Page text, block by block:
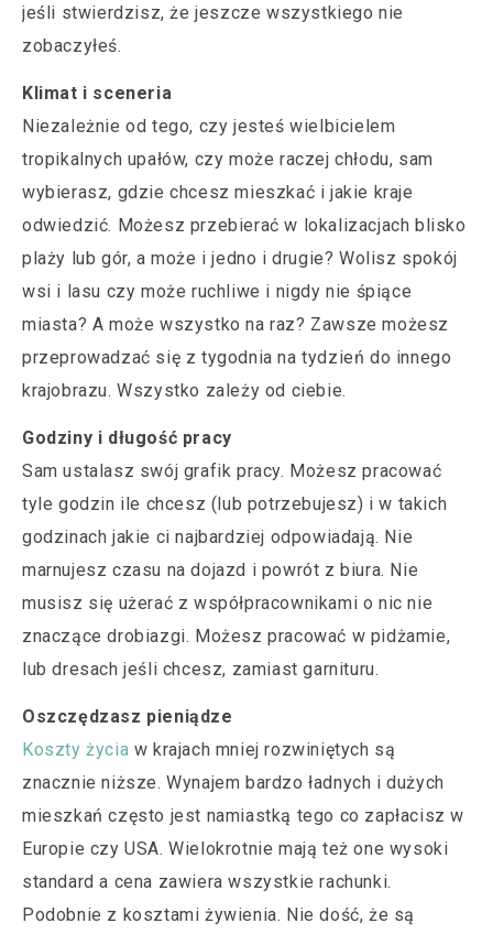
jeśli stwierdzisz, że jeszcze wszystkiego nie
zobaczyłeś.
Klimat i sceneria
Niezależnie od tego, czy jesteś wielbicielem
tropikalnych upałów, czy może raczej chłodu, sam
wybierasz, gdzie chcesz mieszkać i jakie kraje
odwiedzić. Możesz przebierać w lokalizacjach blisko
plaży lub gór, a może i jedno i drugie? Wolisz spokój
wsi i lasu czy może ruchliwe i nigdy nie śpiące
miasta? A może wszystko na raz? Zawsze możesz
przeprowadzać się z tygodnia na tydzień do innego
krajobrazu. Wszystko zależy od ciebie.
Godziny i długość pracy
Sam ustalasz swój grafik pracy. Możesz pracować
tyle godzin ile chcesz (lub potrzebujesz) i w takich
godzinach jakie ci najbardziej odpowiadają. Nie
marnujesz czasu na dojazd i powrót z biura. Nie
musisz się użerać z współpracownikami o nic nie
znaczące drobiazgi. Możesz pracować w pidżamie,
lub dresach jeśli chcesz, zamiast garnituru.
Oszczędzasz pieniądze
Koszty życia w krajach mniej rozwiniętych są
znacznie niższe. Wynajem bardzo ładnych i dużych
mieszkań często jest namiastką tego co zapłacisz w
Europie czy USA. Wielokrotnie mają też one wysoki
standard a cena zawiera wszystkie rachunki.
Podobnie z kosztami żywienia. Nie dość, że są